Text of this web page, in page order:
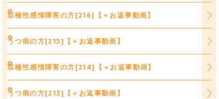
双極性感情障害の方[216]【＋お返事動画】
うつ病の方[215]【＋お返事動画】
双極性感情障害の方[214]【＋お返事動画】
うつ病の方[213]【＋お返事動画】